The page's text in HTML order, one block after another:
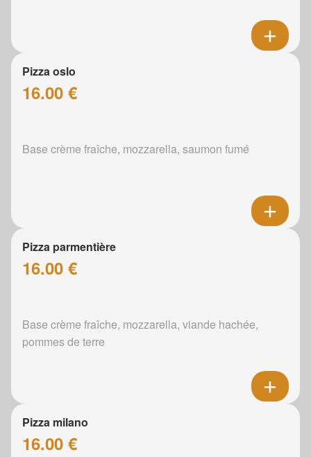
Pizza oslo
16.00 €
Base crème fraîche, mozzarella, saumon fumé
Pizza parmentière
16.00 €
Base crème fraîche, mozzarella, viande hachée,
pommes de terre
Pizza milano
16.00 €